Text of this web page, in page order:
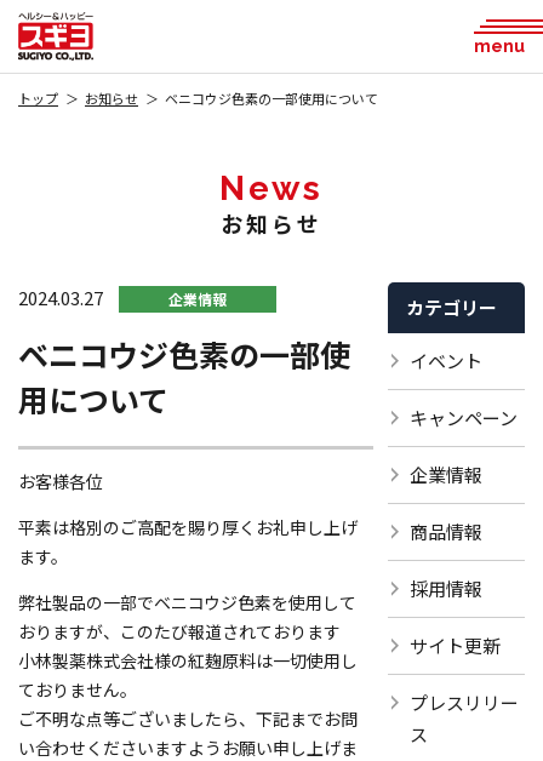
menu
トップ お知らせ ベニコウジ色素の一部使用について
News
お知らせ
2024.03.27 企業情報
ベニコウジ色素の一部使
用について
お客様各位
平素は格別のご高配を賜り厚くお礼申し上げ
ます。
弊社製品の一部でベニコウジ色素を使用して
おりますが、このたび報道されております
小林製薬株式会社様の紅麹原料は一切使用し
ておりません。
ご不明な点等ございましたら、下記までお問
い合わせくださいますようお願い申し上げま
カテゴリー
イベント
キャンペーン
企業情報
商品情報
採用情報
サイト更新
プレスリリー
ス